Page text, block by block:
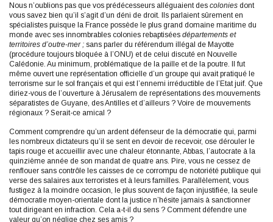
Nous n’oublions pas que vos prédécesseurs alléguaient des colonies dont
vous savez bien qu’il s’agit d’un déni de droit. Ils parlaient sûrement en
spécialistes puisque la France possède le plus grand domaine maritime du
monde avec ses innombrables colonies rebaptisées départements et
territoires d’outre-mer ; sans parler du référendum illégal de Mayotte
(procédure toujours bloquée à l’ONU) et de celui discuté en Nouvelle
Calédonie. Au minimum, problématique de la paille et de la poutre. Il fut
même ouvert une représentation officielle d’un groupe qui avait pratiqué le
terrorisme sur le sol français et qui est l’ennemi irréductible de l’Etat juif. Que
diriez-vous de l’ouverture à Jérusalem de représentations des mouvements
séparatistes de Guyane, des Antilles et d’ailleurs ? Voire de mouvements
régionaux ? Serait-ce amical ?
Comment comprendre qu’un ardent défenseur de la démocratie qui, parmi
les nombreux dictateurs qu’il se sent en devoir de recevoir, ose dérouler le
tapis rouge et accueillir avec une chaleur étonnante, Abbas, l’autocrate à la
quinzième année de son mandat de quatre ans. Pire, vous ne cessez de
renflouer sans contrôle les caisses de ce corrompu de notoriété publique qui
verse des salaires aux terroristes et à leurs familles. Parallèlement, vous
fustigez à la moindre occasion, le plus souvent de façon injustifiée, la seule
démocratie moyen-orientale dont la justice n’hésite jamais à sanctionner
tout dirigeant en infraction. Cela a-t-il du sens ? Comment défendre une
valeur qu’on néglige chez ses amis ?